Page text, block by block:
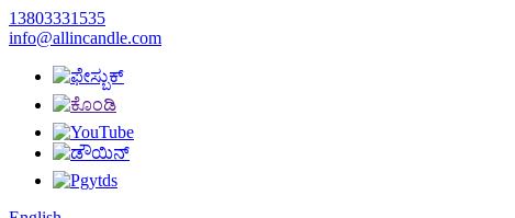
13803331535
info@allincandle.com